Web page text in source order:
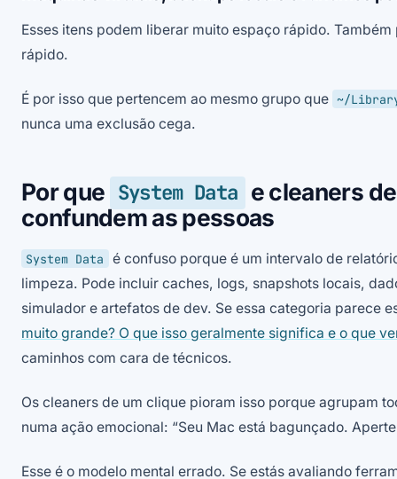
Esses itens podem liberar muito espaço rápido.
rápido.
É por isso que pertencem ao mesmo grupo que ~/
nunca uma exclusão cega.
Por que System Data e cleaners
confundem as pessoas
System Data
é confuso porque é um intervalo de
limpeza. Pode incluir caches, logs, snapshots locais,
simulador e artefatos de dev. Se essa categoria parece
muito grande? O que isso geralmente significa e o que
caminhos com cara de técnicos.
Os cleaners de um clique pioram isso porque agrupam
numa ação emocional: “Seu Mac está bagunçado.
Esse é o modelo mental errado. Se estás avaliando